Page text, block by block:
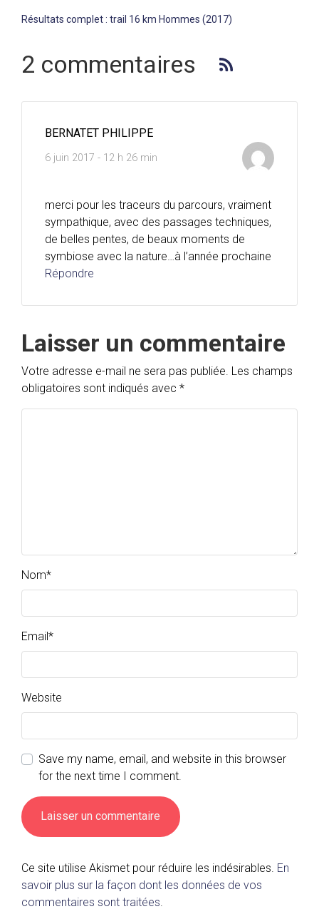
Résultats complet : trail 16 km Hommes (2017)
2 commentaires
BERNATET PHILIPPE
6 juin 2017 - 12 h 26 min
merci pour les traceurs du parcours, vraiment
sympathique, avec des passages techniques,
de belles pentes, de beaux moments de
symbiose avec la nature…à l’année prochaine
Répondre
Laisser un commentaire
Votre adresse e-mail ne sera pas publiée. Les champs
obligatoires sont indiqués avec *
Nom*
Email*
Website
Save my name, email, and website in this browser
for the next time I comment.
Ce site utilise Akismet pour réduire les indésirables. En
savoir plus sur la façon dont les données de vos
commentaires sont traitées